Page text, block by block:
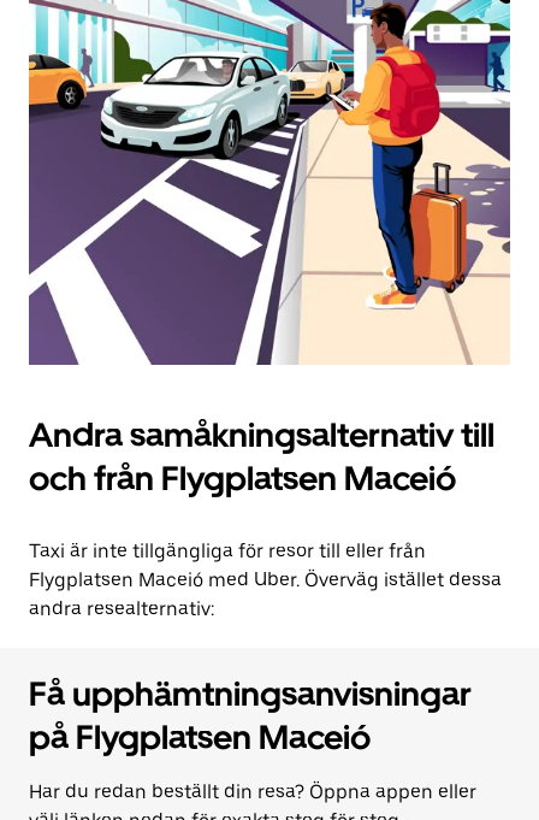
datum.
Tryck
på
ESC-
knappen
kalendern.
Andra samåkningsalternativ till
och från Flygplatsen Maceió
Taxi är inte tillgängliga för resor till eller från
Flygplatsen Maceió med Uber. Överväg istället dessa
andra resealternativ:
Få upphämtningsanvisningar
på Flygplatsen Maceió
Har du redan beställt din resa? Öppna appen eller